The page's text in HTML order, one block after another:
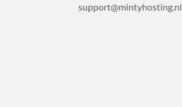
support@mintyhosting.nl